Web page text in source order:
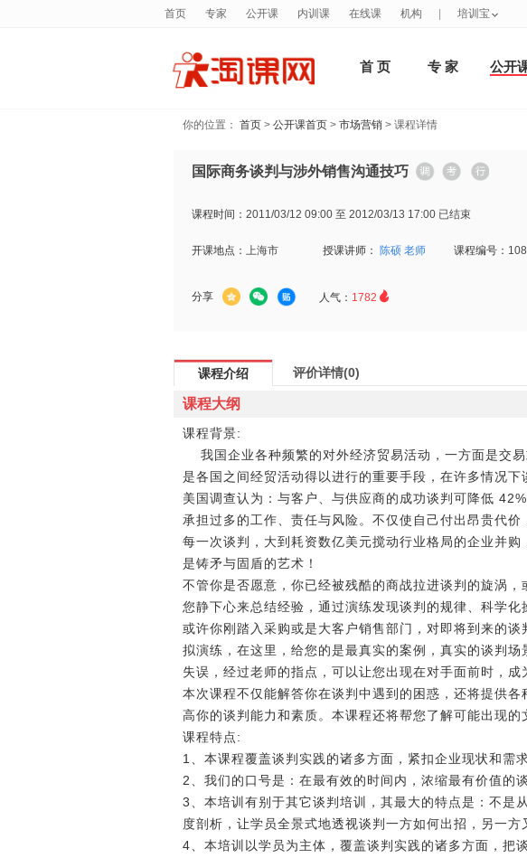
首 页 专 家 公开
你的位置： 首页 > 公开课首页 > 市场营销 > 课程详情
国际商务谈判与涉外销售沟通技巧
课程时间： 2011/03/12 09:00 至 2012/03/13 17:00 已结束
开课地点： 上海市 授课讲师： 陈硕 老师 课程编号：
分享 人气： 1782 
课程介绍 评价详情(0)
课程大纲
课程背景:
我国企业各种频繁的对外经济贸易活动，一方面是交
是各国之间经贸活动得以进行的重要手段，在许多情况下
美国调查认为：与客户、与供应商的成功谈判可降低
承担过多的工作、责任与风险。不仅使自己付出昂贵代
每一次谈判，大到耗资数亿美元搅动行业格局的企业并
是铸矛与固盾的艺术！
不管你是否愿意，你已经被残酷的商战拉进谈判的旋涡
您静下心来总结经验，通过演练发现谈判的规律、科学化
或许你刚踏入采购或是大客户销售部门，对即将到来的
拟演练，在这里，给您的是最真实的案例，真实的谈判
失误，经过老师的指点，可以让您出现在对手面前时，成
本次课程不仅能解答你在谈判中遇到的困惑，还将提供
高你的谈判能力和素质。本课程还将帮您了解可能出现的
课程特点:
1、本课程覆盖谈判实践的诸多方面，紧扣企业现状和需
2、我们的口号是：在最有效的时间内，浓缩最有价值的
3、本培训有别于其它谈判培训，其最大的特点是：不是
度剖析，让学员全景式地透视谈判一方如何出招，另一
4、本培训以学员为主体，覆盖谈判实践的诸多方面，把
首页 专家 公开课 内训课 在线课 机构 培训宝